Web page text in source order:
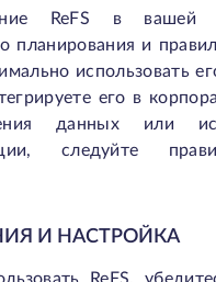
ReFS в вашей
планирования и
использовать
его в
данных или
следуйте
И НАСТРОЙКА